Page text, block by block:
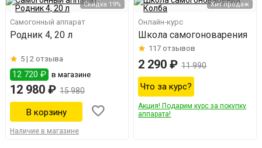
Скидка 19%
Самогонный аппарат
Родник 4, 20 л
5 | 2 отзыва
12 720 ₽ в магазине
12 980 ₽ 15 980
Наличие в магазине
Хит продаж
Онлайн-курс
Школа самогоноварения
117 отзывов
2 290 ₽ 11 990
Что за курс?
Акция! Подарим курс за покупку
аппарата!